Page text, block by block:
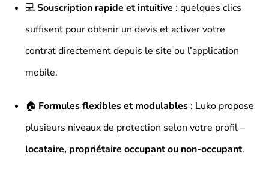
💻Souscription rapide et intuitive : quelques clics
suffisent pour obtenir un devis et activer votre
contrat directement depuis le site ou l’application
mobile.
🏠 Formules flexibles et modulables : Luko propose
plusieurs niveaux de protection selon votre profil –
locataire, propriétaire occupant ou non-occupant.